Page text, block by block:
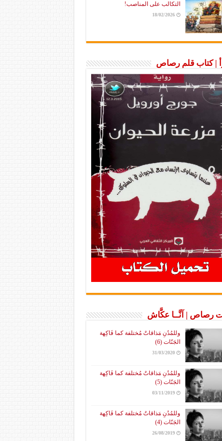
التكالب على المناصب!
18/02/2026
| كتاب قلم رصاص
رصاص | آنَّــا عكَّاش
وللمُدُنِ مَذاقاتٌ مُختلفة كما فَاكِهة
الجَنّات (6)
31/03/2020
وللمُدُنِ مَذاقاتٌ مُختلفة كما فَاكِهة
الجَنّات (5)
03/11/2019
وللمُدُنِ مَذاقاتٌ مُختلفة كما فَاكِهة
الجَنّات (4)
26/08/2019